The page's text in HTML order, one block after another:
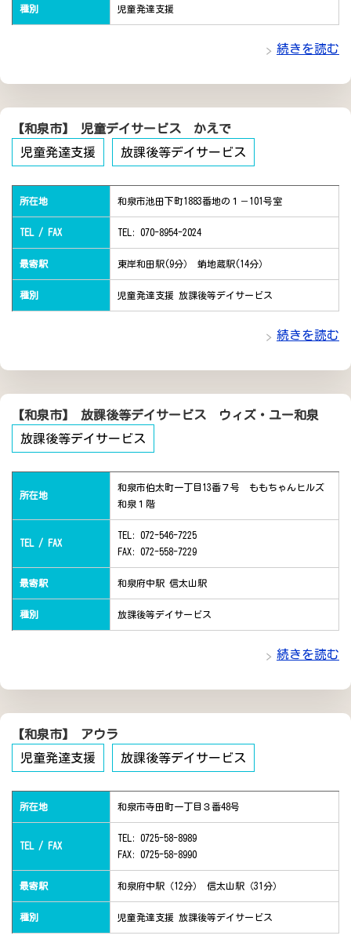
種別 児童発達支援
続きを読む
【和泉市】 児童デイサービス かえで
児童発達支援
放課後等デイサービス
所在地 和泉市池田下町1883番地の１－101号室
TEL / FAX TEL: 070-8954-2024
最寄駅 東岸和田駅(9分） 蛸地蔵駅(14分）
種別 児童発達支援 放課後等デイサービス
続きを読む
【和泉市】 放課後等デイサービス ウィズ・ユー和泉
放課後等デイサービス
所在地
和泉市伯太町一丁目13番７号 ももちゃんヒルズ
和泉１階
TEL / FAX
TEL: 072-546-7225
FAX: 072-558-7229
最寄駅 和泉府中駅 信太山駅
種別 放課後等デイサービス
続きを読む
【和泉市】 アウラ
児童発達支援
放課後等デイサービス
所在地 和泉市寺田町一丁目３番48号
TEL / FAX
TEL: 0725-58-8989
FAX: 0725-58-8990
最寄駅 和泉府中駅（12分） 信太山駅（31分）
種別 児童発達支援 放課後等デイサービス